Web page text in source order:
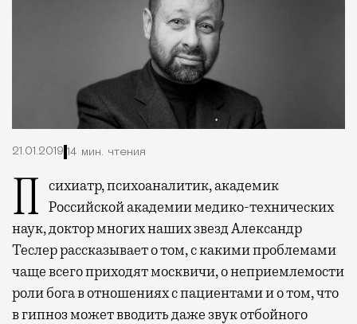
21.01.2019 14 мин. чтения
Психиатр, психоаналитик, академик Российской академии медико-технических
наук, доктор многих наших звезд Александр
Теслер рассказывает о том, с какими проблемами
чаще всего приходят москвичи, о неприемлемости
роли бога в отношениях с пациентами и о том, что
в гипноз может вводить даже звук отбойного